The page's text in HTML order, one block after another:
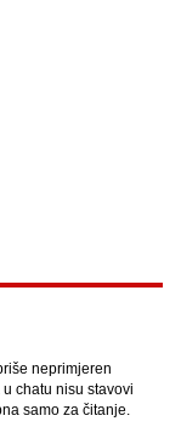
neprimjeren
chatu nisu stavovi
samo za čitanje.